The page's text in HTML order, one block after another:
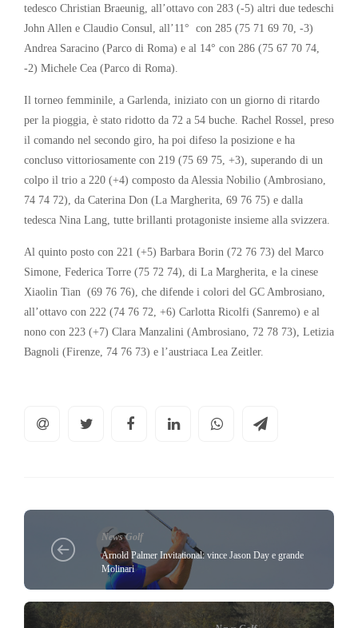
tedesco Christian Braeunig, all’ottavo con 283 (-5) altri due tedeschi
John Allen e Claudio Consul, all’11° con 285 (75 71 69 70, -3)
Andrea Saracino (Parco di Roma) e al 14° con 286 (75 67 70 74,
-2) Michele Cea (Parco di Roma).
Il torneo femminile, a Garlenda, iniziato con un giorno di ritardo
per la pioggia, è stato ridotto da 72 a 54 buche. Rachel Rossel, preso
il comando nel secondo giro, ha poi difeso la posizione e ha
concluso vittoriosamente con 219 (75 69 75, +3), superando di un
colpo il trio a 220 (+4) composto da Alessia Nobilio (Ambrosiano,
74 74 72), da Caterina Don (La Margherita, 69 76 75) e dalla
tedesca Nina Lang, tutte brillanti protagoniste insieme alla svizzera.
Al quinto posto con 221 (+5) Barbara Borin (72 76 73) del Marco
Simone, Federica Torre (75 72 74), di La Margherita, e la cinese
Xiaolin Tian (69 76 76), che difende i colori del GC Ambrosiano,
all’ottavo con 222 (74 76 72, +6) Carlotta Ricolfi (Sanremo) e al
nono con 223 (+7) Clara Manzalini (Ambrosiano, 72 78 73), Letizia
Bagnoli (Firenze, 74 76 73) e l’austriaca Lea Zeitler.
News Golf
Arnold Palmer Invitational: vince Jason Day e grande
Molinari